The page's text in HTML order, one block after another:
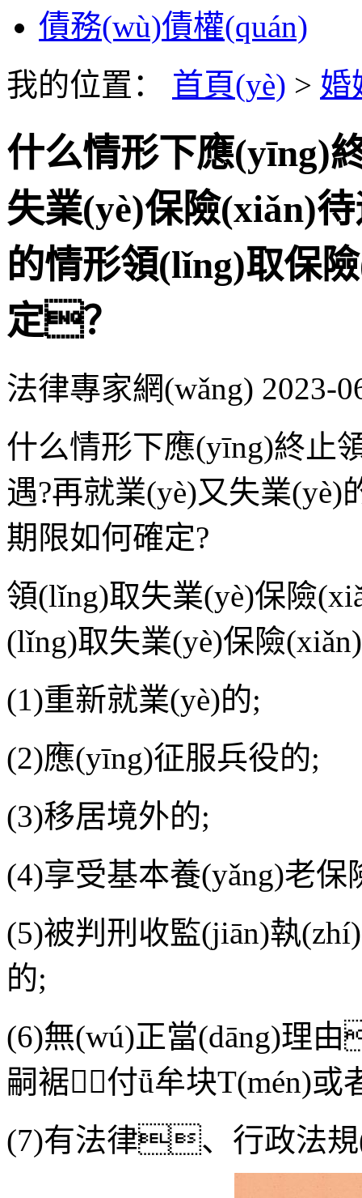
債務(wù)債權(quán)
我的位置： 首頁(yè) > 婚
什么情形下應(yīng)
失業(yè)保險(xiǎn)
的情形領(lǐng)取保
定？
法律專家網(wǎng) 2023-
什么情形下應(yīng)終止
遇?再就業(yè)又失業
期限如何確定?
領(lǐng)取失業(yè)保險
(lǐng)取失業(yè)保險
(1)重新就業(yè)的;
(2)應(yīng)征服兵役的;
(3)移居境外的;
(4)享受基本養(yǎng)老保
(5)被判刑收監(jiān)執
的;
(6)無(wú)正當(dāng)理
嗣裾付ǖ牟块T(mén)
(7)有法律、行政法規